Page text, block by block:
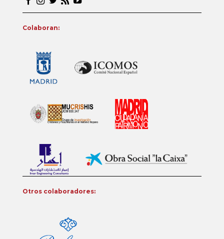
Colaboran:
Otros colaboradores: